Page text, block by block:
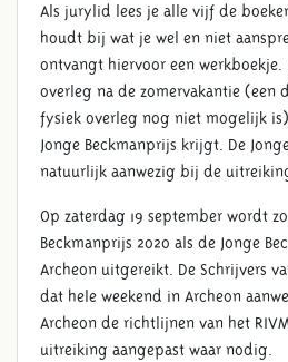
Als jurylid lees je alle vijf de
houdt bij wat je wel en niet
ontvangt hiervoor een werkboekje.
overleg na de zomervakantie (een
fysiek overleg nog niet mogelijk
Jonge Beckmanprijs krijgt. De
natuurlijk aanwezig bij de
Op zaterdag 19 september wordt
Beckmanprijs 2020 als de Jonge
Archeon uitgereikt. De Schrijvers
dat hele weekend in Archeon
Archeon de richtlijnen van het
uitreiking aangepast waar nodig.